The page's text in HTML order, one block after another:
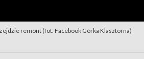
remont (fot. Facebook Górka Klasztorna)